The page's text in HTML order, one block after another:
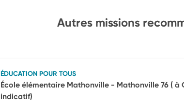
Autres missions
ÉDUCATION POUR TOUS
École élémentaire Mathonville - Mathonville 76 (
indicatif)